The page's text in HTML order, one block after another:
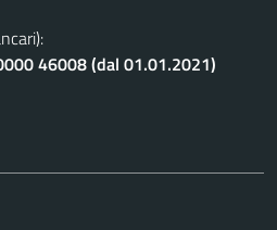
46008 (dal 01.01.2021)